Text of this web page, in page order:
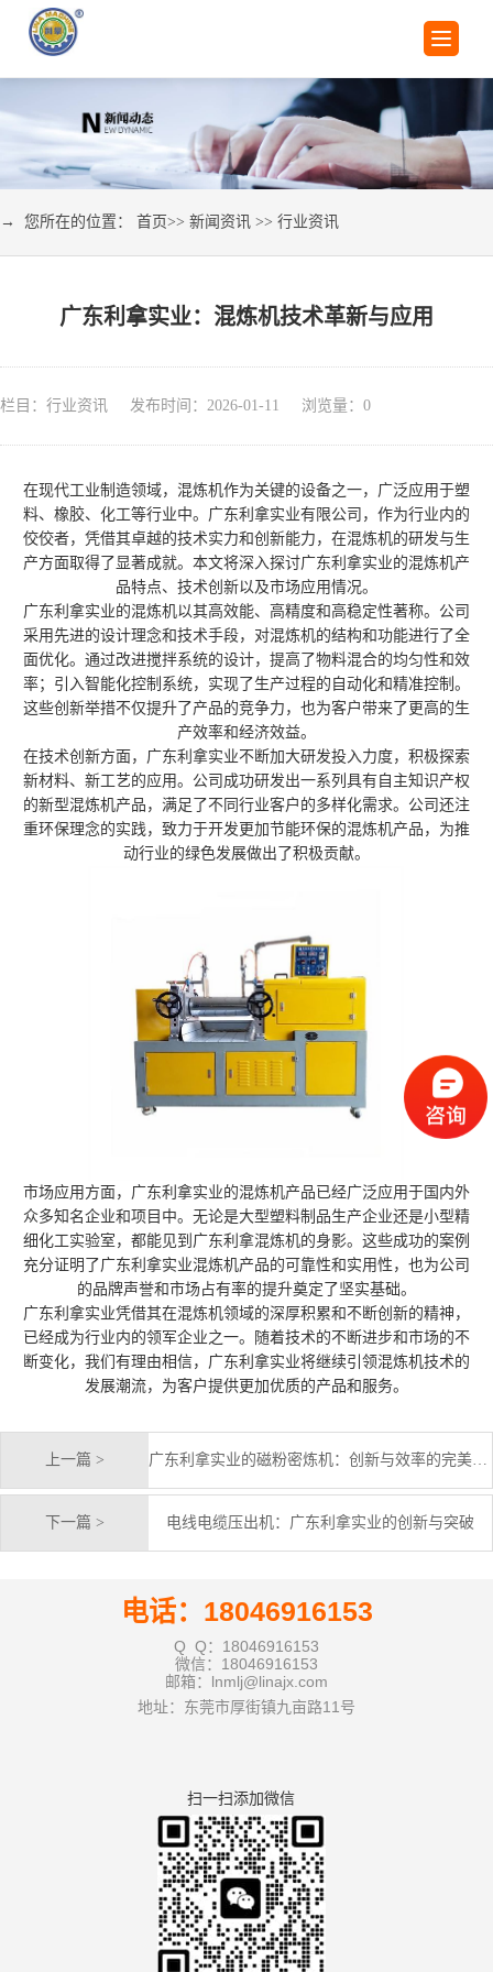
→ 您所在的位置： 首页>> 新闻资讯 >> 行业资讯
广东利拿实业：混炼机技术革新与应用
栏目：行业资讯 发布时间：2026-01-11 浏览量： 0
在现代工业制造领域，混炼机作为关键的设备之一，广泛应用于塑
料、橡胶、化工等行业中。广东利拿实业有限公司，作为行业内的
佼佼者，凭借其卓越的技术实力和创新能力，在混炼机的研发与生
产方面取得了显著成就。本文将深入探讨广东利拿实业的混炼机产
品特点、技术创新以及市场应用情况。
广东利拿实业的混炼机以其高效能、高精度和高稳定性著称。公司
采用先进的设计理念和技术手段，对混炼机的结构和功能进行了全
面优化。通过改进搅拌系统的设计，提高了物料混合的均匀性和效
率；引入智能化控制系统，实现了生产过程的自动化和精准控制。
这些创新举措不仅提升了产品的竞争力，也为客户带来了更高的生
产效率和经济效益。
在技术创新方面，广东利拿实业不断加大研发投入力度，积极探索
新材料、新工艺的应用。公司成功研发出一系列具有自主知识产权
的新型混炼机产品，满足了不同行业客户的多样化需求。公司还注
重环保理念的实践，致力于开发更加节能环保的混炼机产品，为推
动行业的绿色发展做出了积极贡献。
市场应用方面，广东利拿实业的混炼机产品已经广泛应用于国内外
众多知名企业和项目中。无论是大型塑料制品生产企业还是小型精
细化工实验室，都能见到广东利拿混炼机的身影。这些成功的案例
充分证明了广东利拿实业混炼机产品的可靠性和实用性，也为公司
的品牌声誉和市场占有率的提升奠定了坚实基础。
广东利拿实业凭借其在混炼机领域的深厚积累和不断创新的精神，
已经成为行业内的领军企业之一。随着技术的不断进步和市场的不
断变化，我们有理由相信，广东利拿实业将继续引领混炼机技术的
发展潮流，为客户提供更加优质的产品和服务。
上一篇 > 广东利拿实业的磁粉密炼机：创新与效率的完美结合
下一篇 > 电线电缆压出机：广东利拿实业的创新与突破
电话：18046916153
Q Q：18046916153
微信：18046916153
邮箱：lnmlj@linajx.com
地址：东莞市厚街镇九亩路11号
扫一扫添加微信